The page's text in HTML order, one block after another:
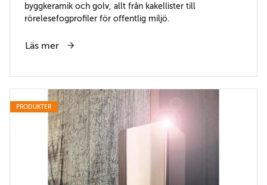
byggkeramik och golv, allt från kakellister till
rörelesefogprofiler för offentlig miljö.
Läs mer
PRODUKTER